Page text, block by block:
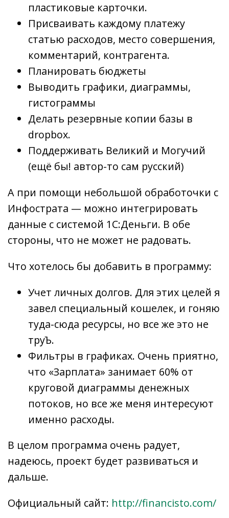
пластиковые карточки.
Присваивать каждому платежу
статью расходов, место совершения,
комментарий, контрагента.
Планировать бюджеты
Выводить графики, диаграммы,
гистограммы
Делать резервные копии базы в
dropbox.
Поддерживать Великий и Могучий
(ещё бы! автор-то сам русский)
А при помощи небольшой обработочки с
Инфострата — можно интегрировать
данные с системой 1С:Деньги. В обе
стороны, что не может не радовать.
Что хотелось бы добавить в программу:
Учет личных долгов. Для этих целей я
завел специальный кошелек, и гоняю
туда-сюда ресурсы, но все же это не
труЪ.
Фильтры в графиках. Очень приятно,
что «Зарплата» занимает 60% от
круговой диаграммы денежных
потоков, но все же меня интересуют
именно расходы.
В целом программа очень радует,
надеюсь, проект будет развиваться и
дальше.
Официальный сайт: http://financisto.com/